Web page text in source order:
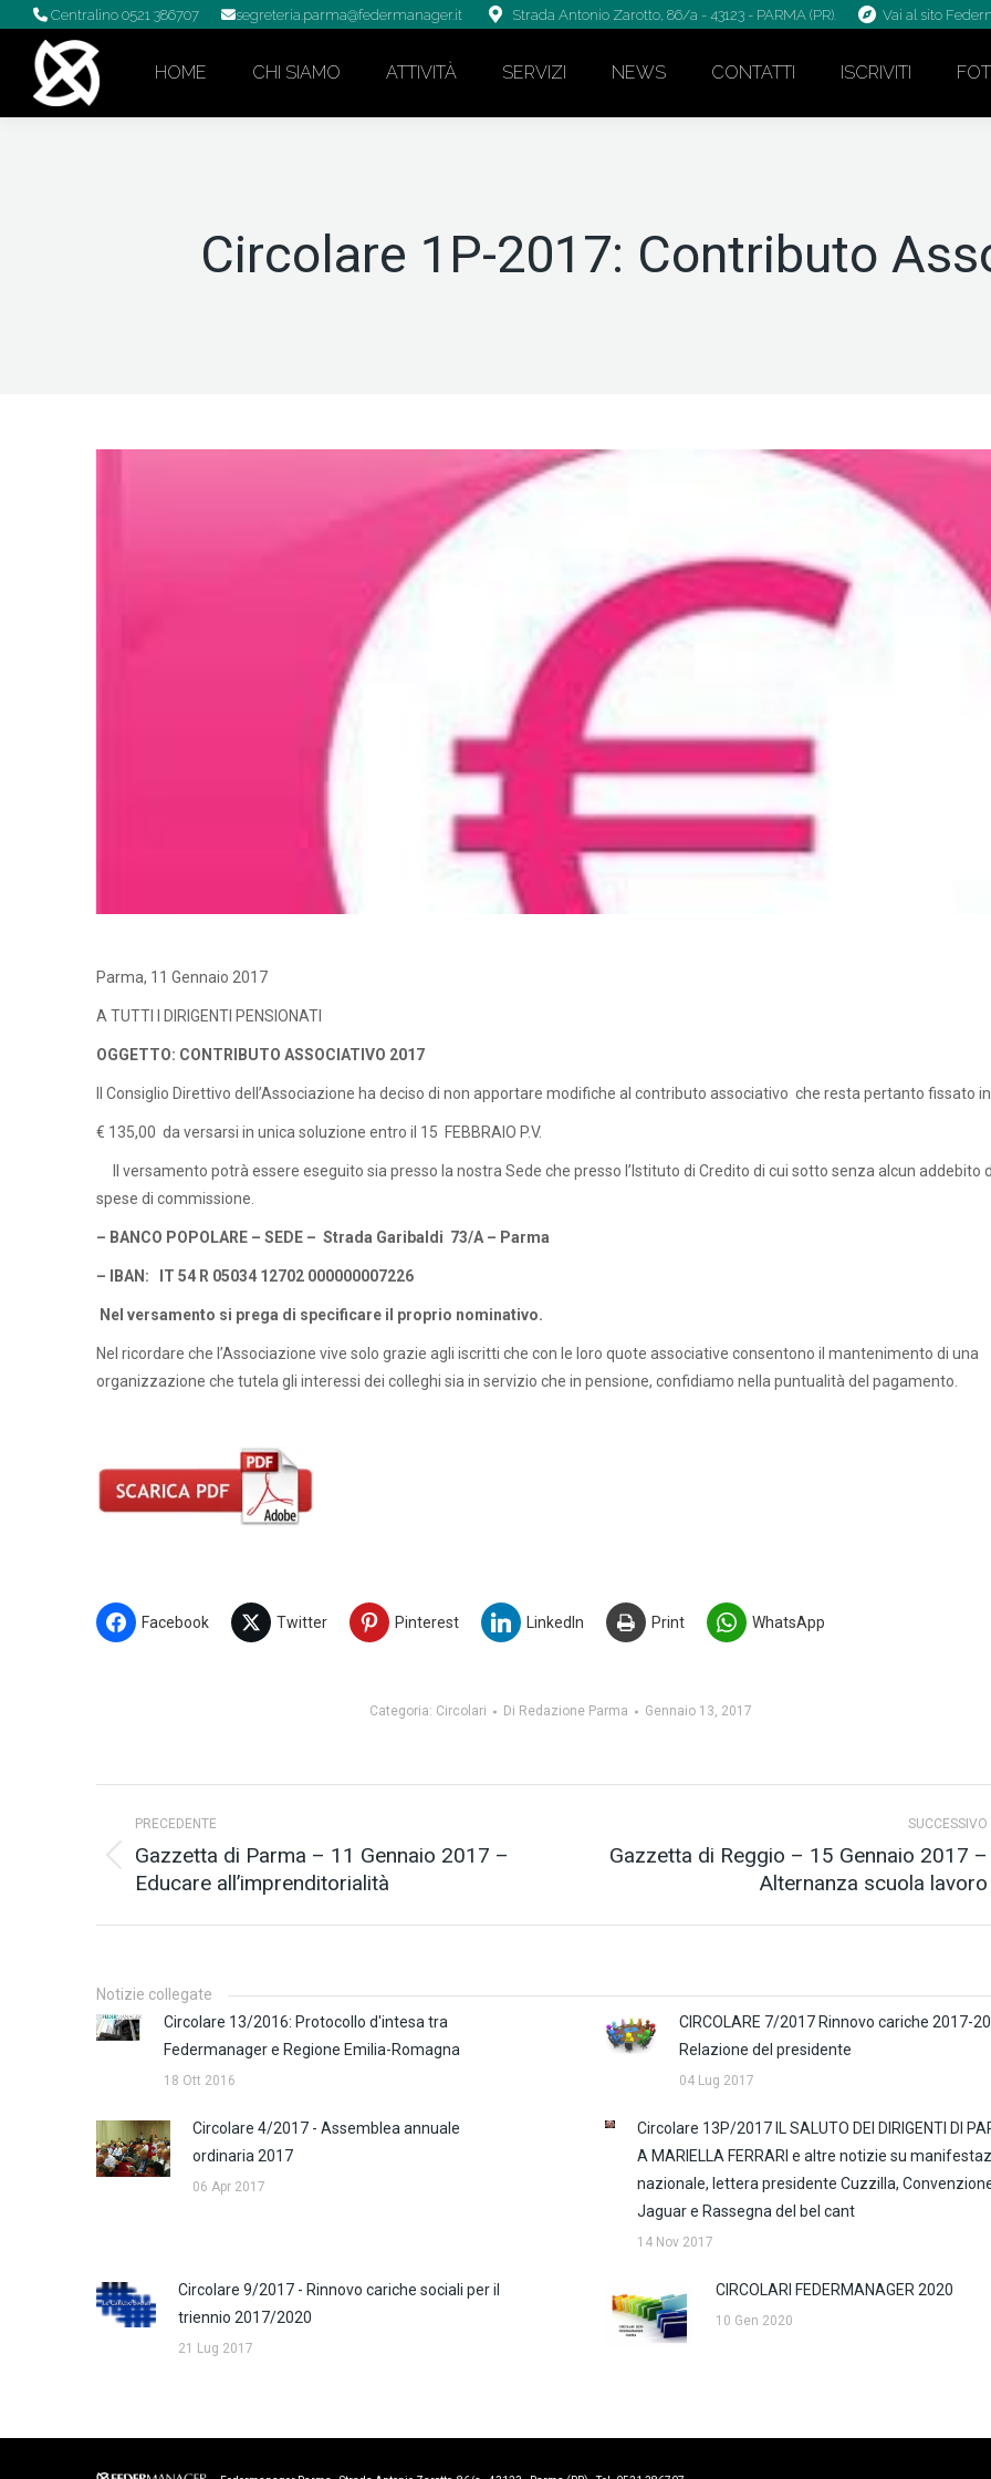
Centralino 0521 386707 segreteria.parma@federmanager.it Strada Antonio Zarotto, 86/a - 43123 - PARMA (PR). Vai al sito
HOME CHI SIAMO ATTIVITÀ SERVIZI NEWS CONTATTI ISCRIVITI
Circolare 1P-2017: Contributo
Parma, 11 Gennaio 2017
A TUTTI I DIRIGENTI PENSIONATI
OGGETTO: CONTRIBUTO ASSOCIATIVO 2017
Il Consiglio Direttivo dell’Associazione ha deciso di non apportare modifiche al contributo associativo che resta pertanto fissato in
€ 135,00 da versarsi in unica soluzione entro il 15 FEBBRAIO P.V.
Il versamento potrà essere eseguito sia presso la nostra Sede che presso l’Istituto di Credito di cui sotto senza alcun addebito
spese di commissione.
– BANCO POPOLARE – SEDE – Strada Garibaldi 73/A – Parma
– IBAN: IT 54 R 05034 12702 000000007226
Nel versamento si prega di specificare il proprio nominativo.
Nel ricordare che l’Associazione vive solo grazie agli iscritti che con le loro quote associative consentono il mantenimento di una
organizzazione che tutela gli interessi dei colleghi sia in servizio che in pensione, confidiamo nella puntualità del pagamento.
Facebook Twitter Pinterest LinkedIn Print WhatsApp
Categoria: Circolari Di Redazione Parma Gennaio 13, 2017
Naviga
tra
PRECEDENTE
Post
precedente:
Gazzetta di Parma – 11 Gennaio 2017 –
Educare all’imprenditorialità
SUCCESSIVO
Prossimo
Gazzetta di Reggio – 15 Gennaio 2017 –
Alternanza scuola lavoro
Notizie collegate
Circolare 13/2016: Protocollo d'intesa tra
Federmanager e Regione Emilia-Romagna
18 Ott 2016
CIRCOLARE 7/2017 Rinnovo cariche 2017-
Relazione del presidente
04 Lug 2017
Circolare 4/2017 - Assemblea annuale
ordinaria 2017
06 Apr 2017
Circolare 13P/2017 IL SALUTO DEI DIRIGENTI DI
A MARIELLA FERRARI e altre notizie su
nazionale, lettera presidente Cuzzilla,
Jaguar e Rassegna del bel cant
14 Nov 2017
Circolare 9/2017 - Rinnovo cariche sociali per il
triennio 2017/2020
21 Lug 2017
CIRCOLARI FEDERMANAGER 2020
10 Gen 2020